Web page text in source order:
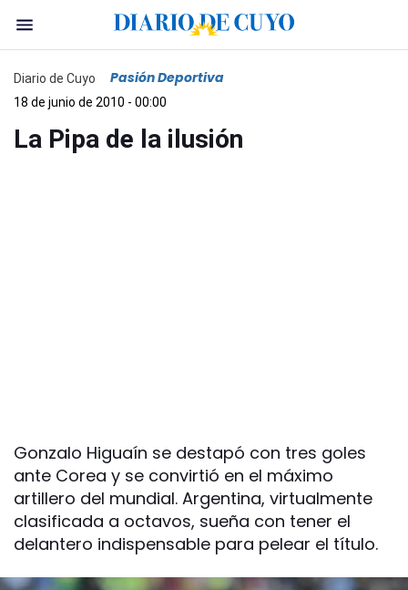
Diario de Cuyo Pasión Deportiva
18 de junio de 2010 - 00:00
La Pipa de la ilusión
Gonzalo Higuaín se destapó con tres goles
ante Corea y se convirtió en el máximo
artillero del mundial. Argentina, virtualmente
clasificada a octavos, sueña con tener el
delantero indispensable para pelear el título.